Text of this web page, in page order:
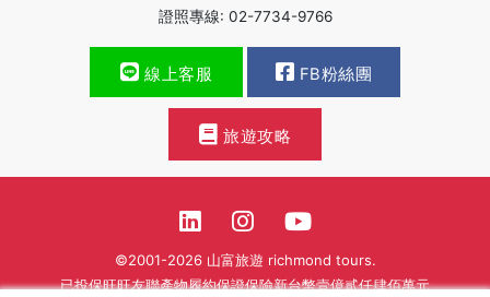
證照專線: 02-7734-9766
線上客服 FB粉絲團
旅遊攻略
©2001-2026 山富旅遊 richmond tours.
已投保旺旺友聯產物履約保證保險新台幣壹億貳仟肆佰萬元